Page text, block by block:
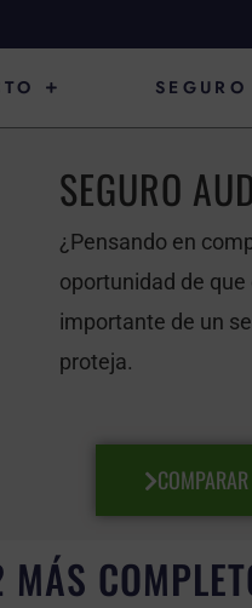
ABRIR PRODUCTO
SEGURO
¿Pensando en
oportunidad de
importante de un
proteja.